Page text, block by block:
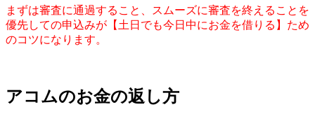
まずは審査に通過すること、スムーズに審査を終えることを
優先しての申込みが【土日でも今日中にお金を借りる】ため
のコツになります。
アコムのお金の返し方